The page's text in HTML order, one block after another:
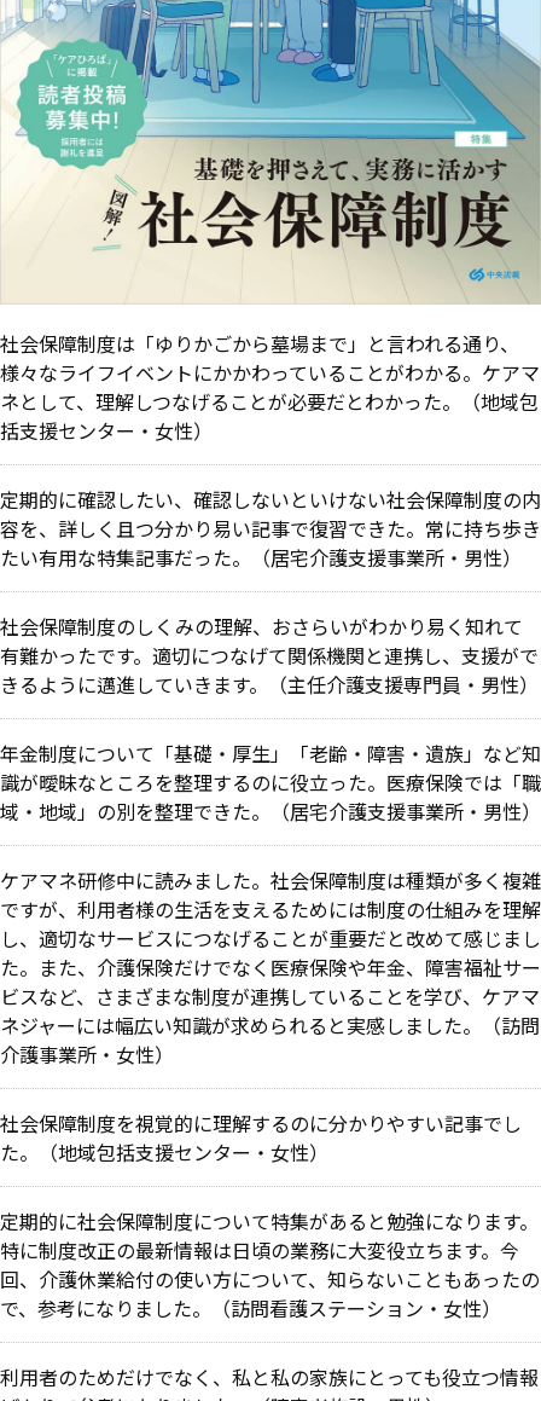
社会保障制度は「ゆりかごから墓場まで」と言われる通り、
様々なライフイベントにかかわっていることがわかる。ケアマ
ネとして、理解しつなげることが必要だとわかった。
（地域包
括支援センター・女性）
定期的に確認したい、確認しないといけない社会保障制度の内
容を、詳しく且つ分かり易い記事で復習できた。常に持ち歩き
たい有用な特集記事だった。（居宅介護支援事業所・男性）
社会保障制度のしくみの理解、おさらいがわかり易く知れて
有難かったです。適切につなげて関係機関と連携し、支援がで
きるように邁進していきます。（主任介護支援専門員・男性）
年金制度について「基礎・厚生」「老齢・障害・遺族」など知
識が曖昧なところを整理するのに役立った。医療保険では「職
域・地域」の別を整理できた。（居宅介護支援事業所・男性）
ケアマネ研修中に読みました。社会保障制度は種類が多く複雑
ですが、利用者様の生活を支えるためには制度の仕組みを理解
し、適切なサービスにつなげることが重要だと改めて感じまし
た。また、介護保険だけでなく医療保険や年金、障害福祉サー
ビスなど、さまざまな制度が連携していることを学び、ケアマ
ネジャーには幅広い知識が求められると実感しました。（訪問
介護事業所・女性）
社会保障制度を視覚的に理解するのに分かりやすい記事でし
た。（地域包括支援センター・女性）
定期的に社会保障制度について特集があると勉強になります。
特に制度改正の最新情報は日頃の業務に大変役立ちます。今
回、介護休業給付の使い方について、知らないこともあったの
で、参考になりました。（訪問看護ステーション・女性）
利用者のためだけでなく、私と私の家族にとっても役立つ情報